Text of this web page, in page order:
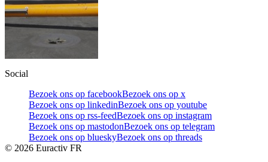
Social
Bezoek ons op facebookBezoek ons op x
Bezoek ons op linkedinBezoek ons op youtube
Bezoek ons op rss-feedBezoek ons op instagram
Bezoek ons op mastodonBezoek ons op telegram
Bezoek ons op blueskyBezoek ons op threads
© 2026 Euractiv FR